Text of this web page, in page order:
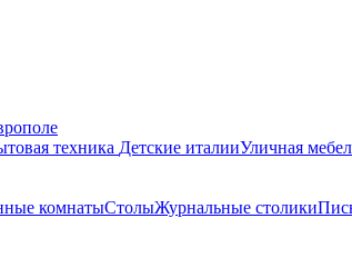
техника Детские италииУличная
комнатыСтолыЖурнальные столики